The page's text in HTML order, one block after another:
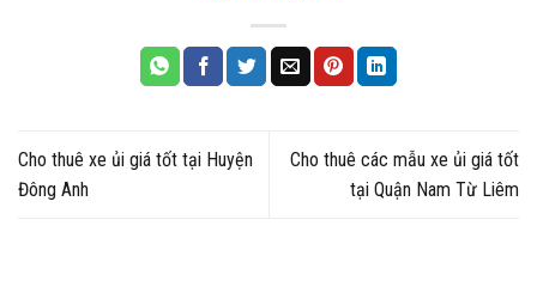
Cho thuê xe ủi giá tốt tại Huyện
Đông Anh
Cho thuê các mẫu xe ủi giá tốt
tại Quận Nam Từ Liêm